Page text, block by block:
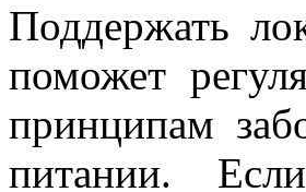
Поддержать
поможет
принципам
питании.